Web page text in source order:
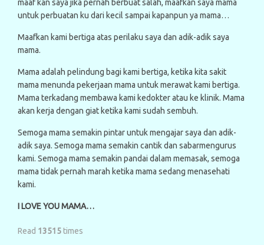
maaf kan saya jika pernah berbuat salah, maafkan saya mama
untuk perbuatan ku dari kecil sampai kapanpun ya mama…
Maafkan kami bertiga atas perilaku saya dan adik-adik saya
mama.
Mama adalah pelindung bagi kami bertiga, ketika kita sakit
mama menunda pekerjaan mama untuk merawat kami bertiga.
Mama terkadang membawa kami kedokter atau ke klinik. Mama
akan kerja dengan giat ketika kami sudah sembuh.
Semoga mama semakin pintar untuk mengajar saya dan adik-
adik saya. Semoga mama semakin cantik dan sabarmengurus
kami. Semoga mama semakin pandai dalam memasak, semoga
mama tidak pernah marah ketika mama sedang menasehati
kami.
I LOVE YOU MAMA…
Read 13515times